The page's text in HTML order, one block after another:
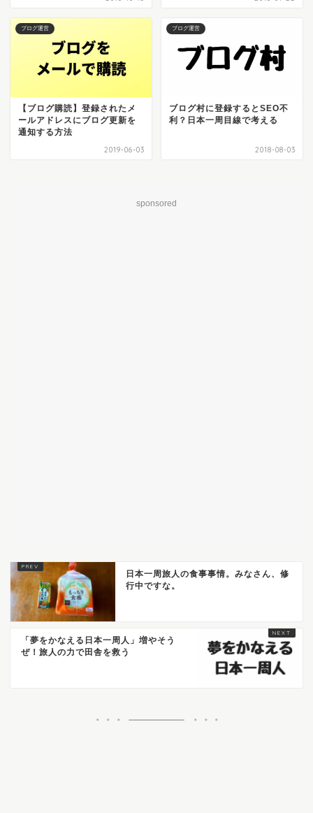
ブログ運営
【ブログ購読】登録されたメ
ールアドレスにブログ更新を
通知する方法
2019-06-03
ブログ運営
ブログ村に登録するとSEO不
利？日本一周目線で考える
2018-08-03
sponsored
日本一周旅人の食事事情。みなさん、修
行中ですな。
「夢をかなえる日本一周人」増やそう
ぜ！旅人の力で田舎を救う